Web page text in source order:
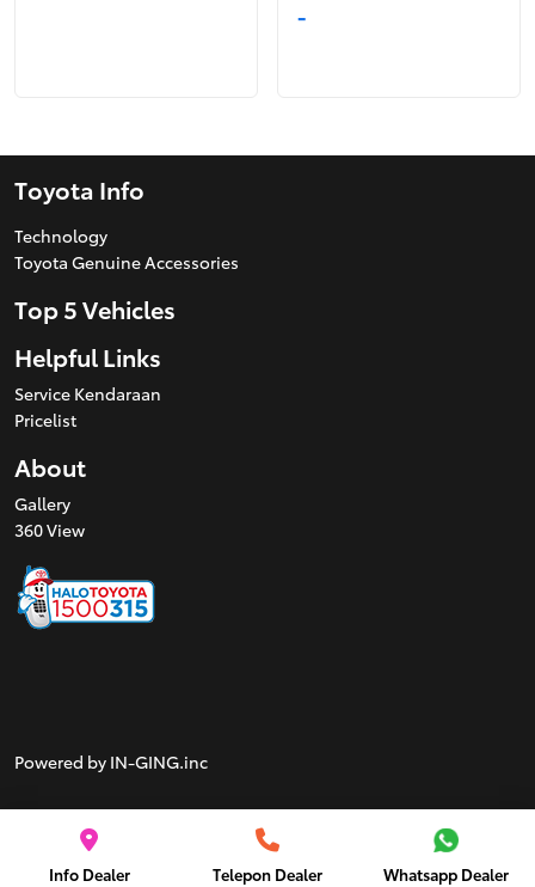
-
Toyota Info
Technology
Toyota Genuine Accessories
Top 5 Vehicles
Helpful Links
Service Kendaraan
Pricelist
About
Gallery
360 View
Powered by IN-GING.inc
Info Dealer Telepon Dealer Whatsapp Dealer